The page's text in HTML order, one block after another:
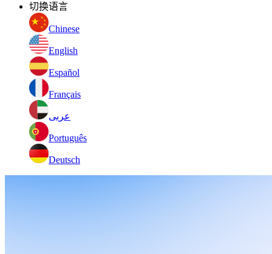
切换语言
Chinese
English
Español
Français
عربى
Português
Deutsch